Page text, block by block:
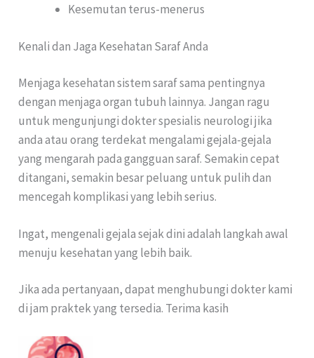
Kesemutan terus-menerus
Kenali dan Jaga Kesehatan Saraf Anda
Menjaga kesehatan sistem saraf sama pentingnya
dengan menjaga organ tubuh lainnya. Jangan ragu
untuk mengunjungi dokter spesialis neurologi jika
anda atau orang terdekat mengalami gejala-gejala
yang mengarah pada gangguan saraf. Semakin cepat
ditangani, semakin besar peluang untuk pulih dan
mencegah komplikasi yang lebih serius.
Ingat, mengenali gejala sejak dini adalah langkah awal
menuju kesehatan yang lebih baik.
Jika ada pertanyaan, dapat menghubungi dokter kami
di jam praktek yang tersedia. Terima kasih